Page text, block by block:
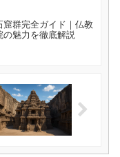
窟群完全ガイド｜仏教
の魅力を徹底解説